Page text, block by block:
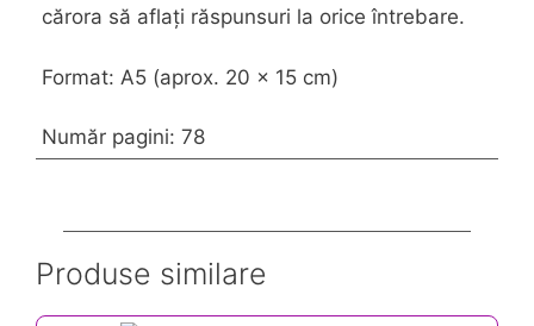
cărora să aflați răspunsuri la orice întrebare.
Format: A5 (aprox. 20 x 15 cm)
Număr pagini: 78
Produse similare